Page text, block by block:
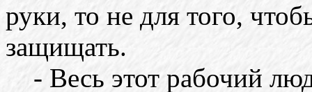
руки, то не для того,
защищать.
- Весь этот рабочий